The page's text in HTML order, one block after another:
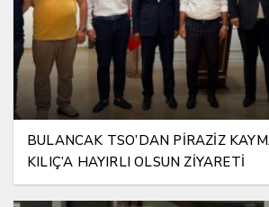
BULANCAK TSO’DAN PİRAZİZ
KILIÇ’A HAYIRLI OLSUN ZİYARETİ